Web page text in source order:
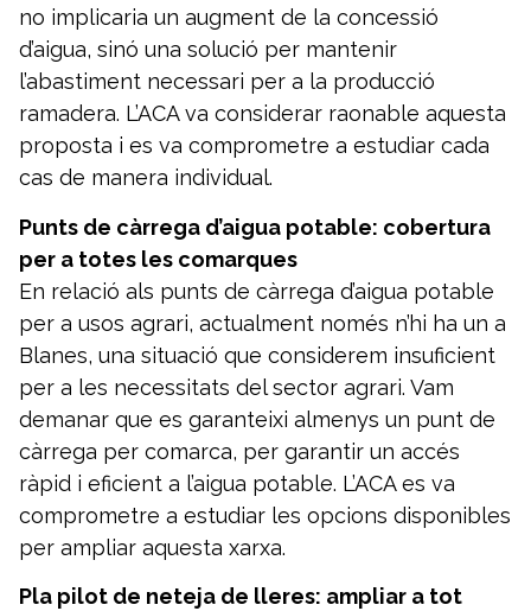
no implicaria un augment de la concessió
d’aigua, sinó una solució per mantenir
l’abastiment necessari per a la producció
ramadera. L’ACA va considerar raonable aquesta
proposta i es va comprometre a estudiar cada
cas de manera individual.
Punts de càrrega d’aigua potable: cobertura
per a totes les comarques
En relació als punts de càrrega d’aigua potable
per a usos agrari, actualment només n’hi ha un a
Blanes, una situació que considerem insuficient
per a les necessitats del sector agrari. Vam
demanar que es garanteixi almenys un punt de
càrrega per comarca, per garantir un accés
ràpid i eficient a l’aigua potable. L’ACA es va
comprometre a estudiar les opcions disponibles
per ampliar aquesta xarxa.
Pla pilot de neteja de lleres: ampliar a tot